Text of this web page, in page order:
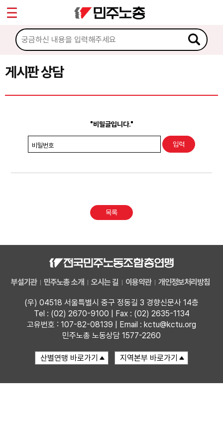
게시판 상담
"비밀글입니다."
비밀번호
목록
부설기관 민주노총 소개 오시는 길 이용약관 개인정보처리방침
(우) 04518 서울특별시 중구 정동길 3 경향신문사 14층
Tel : (02) 2670-9100 | Fax : (02) 2635-1134
고유번호 : 107-82-08139 | Email : kctu@kctu.org
민주노총 노동상담 1577-2260
마이페이지
소개
소식
노동상담
권리찾기수첩 검색
찾아보기
Sketchbook5, 스케치북5
Sketchbook5, 스케치북5